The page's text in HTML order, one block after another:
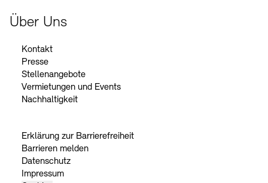
Über Uns
Kontakt
Presse
Stellenangebote
Vermietungen und Events
Nachhaltigkeit
Erklärung zur Barrierefreiheit
Barrieren melden
Datenschutz
Impressum